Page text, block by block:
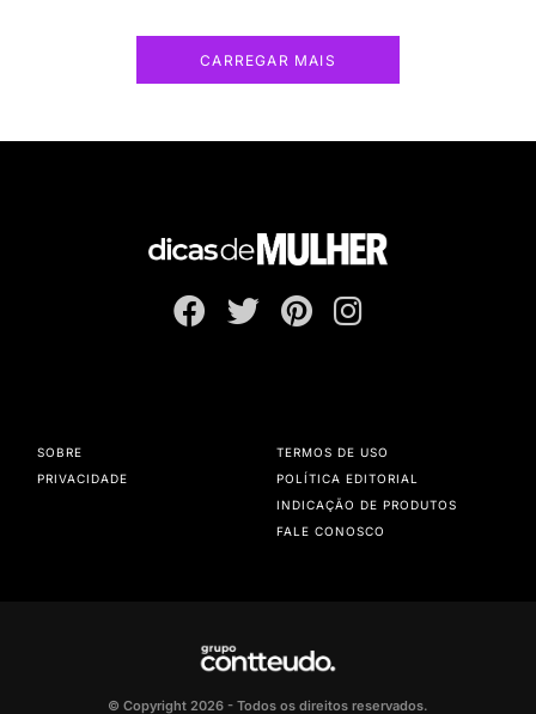
CARREGAR MAIS
SOBRE
PRIVACIDADE
TERMOS DE USO
POLÍTICA EDITORIAL
INDICAÇÃO DE PRODUTOS
FALE CONOSCO
© Copyright 2026 - Todos os direitos reservados.